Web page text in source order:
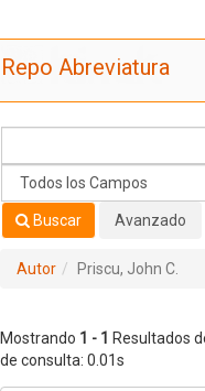
Repo Abreviatura
Buscar Avanzado
Autor Priscu, John C.
Mostrando 1 - 1 Resultados
de consulta: 0.01s